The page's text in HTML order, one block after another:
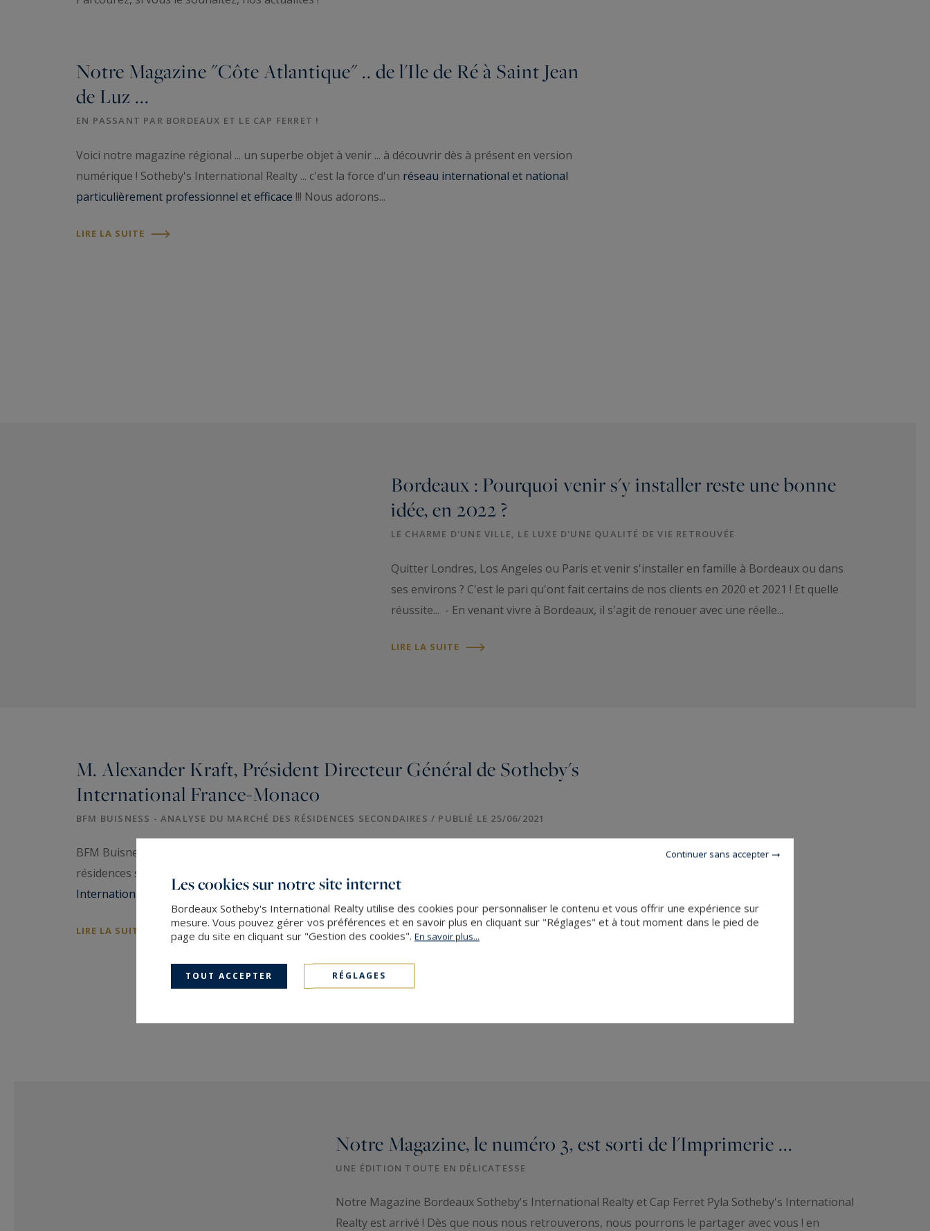
Notre Magazine "Côte Atlantique" .. de l'Ile de Ré à Saint Jean
de Luz ...
EN PASSANT PAR BORDEAUX ET LE CAP FERRET !
Voici notre magazine régional ... un superbe objet à venir ... à découvrir dès à présent en version
numérique ! Sotheby's International Realty ... c'est la force d'un réseau international et national
particulièrement professionnel et efficace !!! Nous adorons...
LIRE LA SUITE
Bordeaux : Pourquoi venir s'y installer reste une bonne
idée, en 2022 ?
LE CHARME D'UNE VILLE, LE LUXE D'UNE QUALITÉ DE VIE RETROUVÉE
Quitter Londres, Los Angeles ou Paris et venir s'installer en famille à Bordeaux ou dans
ses environs ? C'est le pari qu'ont fait certains de nos clients en 2020 et 2021 ! Et quelle
réussite... - En venant vivre à Bordeaux, il s'agit de renouer avec une réelle...
LIRE LA SUITE
M. Alexander Kraft, Président Directeur Général de Sotheby's
International France-Monaco
BFM BUISNESS - ANALYSE DU MARCHÉ DES RÉSIDENCES SECONDAIRES / PUBLIÉ LE 25/06/2021
BFM Buisness, BFM Bourse, retrouvez l'interview argumentée de notre Président sur le marché des
résidences secondaires ... d'un dynamisme incontesté :
International Realty France-MonacoPour vos prochains projets immobiliers,...
LIRE LA SUITE
Notre Magazine, le numéro 3, est sorti de l'Imprimerie ...
UNE ÉDITION TOUTE EN DÉLICATESSE
Notre Magazine Bordeaux Sotheby's International Realty et Cap Ferret Pyla Sotheby's International
Realty est arrivé ! Dès que nous nous retrouverons, nous pourrons le partager avec vous ! en
Les cookies sur notre site internet
Bordeaux Sotheby's International Realty utilise des cookies pour personnaliser le contenu et vous offrir une expérience sur
mesure. Vous pouvez gérer vos préférences et en savoir plus en cliquant sur "Réglages" et à tout moment dans le pied de
page du site en cliquant sur "Gestion des cookies". En savoir plus...
TOUT ACCEPTER RÉGLAGES
Continuer sans accepter